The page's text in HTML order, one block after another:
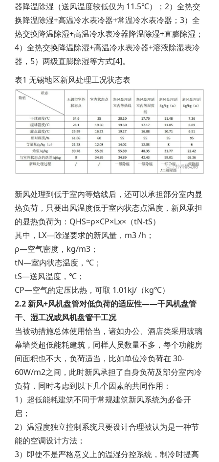
器降温除湿（送风温度较低仅为 11.5℃）；2）全热交
换降温除湿+高温冷水表冷器+常温冷水表冷器；3）全
热交换降温除湿+高温冷水表冷器降温除湿+直膨除湿；
4）全热交换降温除湿+高温冷水表冷器+溶液除湿表冷
器，5）两级直膨除湿等方式[4]。
表1 无锡地区新风处理工况状态表
新风处理到低于室内等焓线后，还可以承担部分室内显
热负荷，只要出风温度低于室内状态点温度，新风承担
的显热负荷为：QHS=ρ×CP×Lx×（tN-tS）
其中，LX—除湿要求的新风量，m3 /h；
ρ—空气密度，kg/m3；
tN—室内状态温度，℃；
tS—送风温度，℃；
CP—空气的定压比热，可取 1.01kj/（kg℃）
2.2 新风+风机盘管对低负荷的适应性——干风机盘管
干、湿工况或风机盘管干工况
当被动措施总体使用恰当，诸如办公、酒店类采用玻璃
幕墙类超低能耗建筑，同样人员数量不多，每个功能房
间面积也不大，负荷适当，比如单位冷负荷在 30-
60W/m2之间，此时新风承担了自身负荷及部分室内冷
负荷，同时考虑到以下几个因素的共同作用：
1）超低能耗建筑不同于常规建筑新风系统为必备开
启；
2）温湿度独立控制系统只要设计合理被认为是一种节
能的空调设计方法；
3）即使不是严格意义上的温湿分控系统，制冷时提高